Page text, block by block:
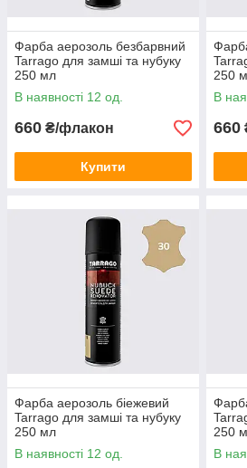
Фарба аерозоль безбарвний
Tarrago для замші та нубуку
250 мл
В наявності 12 од.
660 ₴/флакон
Купити
250
В
660
Фарба аерозоль біежевий
Tarrago для замші та нубуку
250 мл
В наявності 12 од.
250
В